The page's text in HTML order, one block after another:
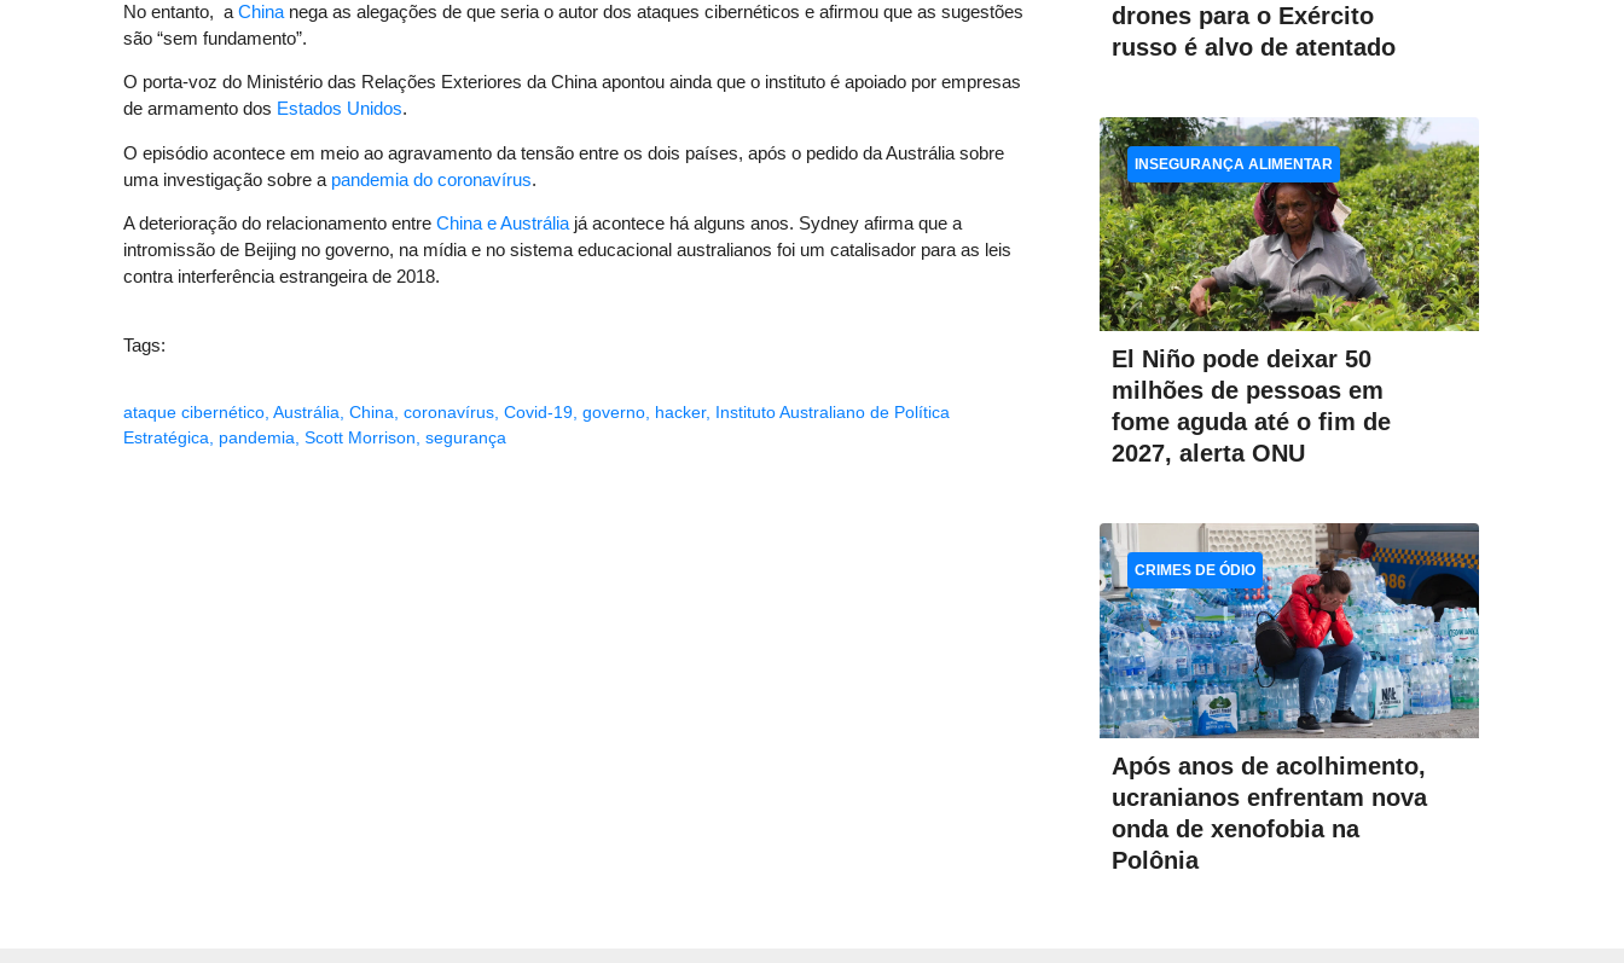
No entanto, a China nega as alegações de que seria o autor dos ataques cibernéticos e afirmou que as sugestões
são “sem fundamento”.
O porta-voz do Ministério das Relações Exteriores da China apontou ainda que o instituto é apoiado por empresas
de armamento dos Estados Unidos.
O episódio acontece em meio ao agravamento da tensão entre os dois países, após o pedido da Austrália sobre
uma investigação sobre a pandemia do coronavírus.
A deterioração do relacionamento entre China e Austrália já acontece há alguns anos. Sydney afirma que a
intromissão de Beijing no governo, na mídia e no sistema educacional australianos foi um catalisador para as leis
contra interferência estrangeira de 2018.
Tags:
ataque cibernético Austrália China coronavírus Covid-19 governo hacker, Instituto Australiano de Política
Estratégica
pandemia Scott Morrison segurança
drones para o Exército
russo é alvo de atentado
El Niño pode deixar 50
milhões de pessoas em
fome aguda até o fim de
2027, alerta ONU
INSEGURANÇA ALIMENTAR
Após anos de acolhimento,
ucranianos enfrentam nova
onda de xenofobia na
Polônia
CRIMES DE ÓDIO